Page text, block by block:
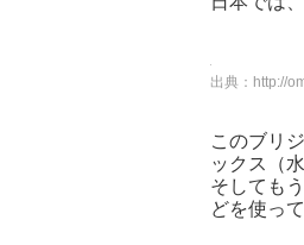
出典： http://
このブリ
ックス（
そしても
どを使っ